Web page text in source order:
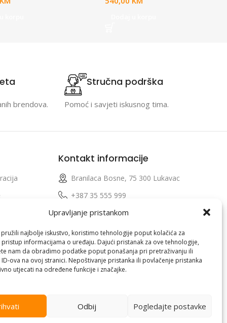
Upravljanje pristankom
najbolje iskustvo, koristimo tehnologije poput kolačića za
informacijama o uređaju. Dajući pristanak za ove tehnologije,
nam da obradimo podatke poput ponašanja pri pretraživanju ili
ova na ovoj stranici. Nepoštivanje pristanka ili povlačenje pristanka
utjecati na određene funkcije i značajke.
Odbij Pogledajte postavke
brendova.
Stručna podrška
Pomoć i savjeti iskusnog tima.
profila
Kontakt informacije
Branilaca Bosne, 75 300 Lukavac
+387 35 555 999
info@pconer.ba
ID: 4210115760008
PDV : 210115760008